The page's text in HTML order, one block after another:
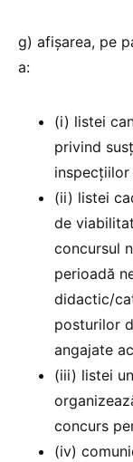
g) afișarea, pe
a:
(i) listei
privind
inspecțiilor
(ii) listei
de
concursul
perioadă
didactic/
posturilor
angajate
(iii) listei
concurs
(iv)